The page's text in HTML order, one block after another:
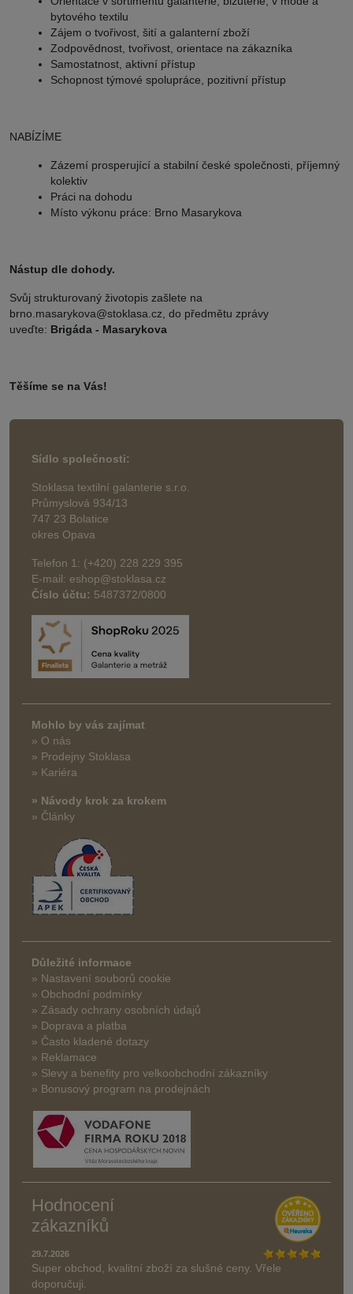
bytového textilu
Zájem o tvořivost, šití a galanterní zboží
Zodpovědnost, tvořivost, orientace na zákazníka
Samostatnost, aktivní přístup
Schopnost týmové spolupráce, pozitivní přístup
NABÍZÍME
Zázemí prosperující a stabilní české společnosti, příjemný
kolektiv
Práci na dohodu
Místo výkonu práce: Brno Masarykova
Nástup dle dohody.
Svůj strukturovaný životopis zašlete na
brno.masarykova@stoklasa.cz, do předmětu zprávy
uveďte: Brigáda - Masarykova
Těšíme se na Vás!
Sídlo společnosti:
Stoklasa textilní galanterie s.r.o.
Průmyslová 934/13
747 23 Bolatice
okres Opava
Telefon 1: (+420) 228 229 395
E-mail: eshop@stoklasa.cz
Číslo účtu: 5487372/0800
Mohlo by vás zajímat
» O nás
» Prodejny Stoklasa
» Kariéra
» Návody krok za krokem
» Články
Důležité informace
» Nastavení souborů cookie
» Obchodní podmínky
» Zásady ochrany osobních údajů
» Doprava a platba
» Často kladené dotazy
» Reklamace
» Slevy a benefity pro velkoobchodní zákazníky
» Bonusový program na prodejnách
Hodnocení
zákazníků
29.7.2026
Super obchod, kvalitní zboží za slušné ceny. Vřele
doporučuji.